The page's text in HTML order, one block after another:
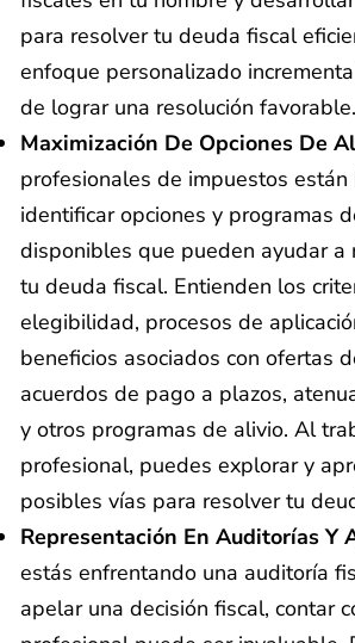
para resolver tu deuda fiscal
enfoque personalizado
de lograr una resolución favorable.
Maximización De Opciones De
profesionales de impuestos están
identificar opciones y programas
disponibles que pueden ayudar a
tu deuda fiscal. Entienden los
elegibilidad, procesos de
beneficios asociados con ofertas
acuerdos de pago a plazos,
y otros programas de alivio. Al
profesional, puedes explorar y
posibles vías para resolver tu
Representación En Auditorías Y
estás enfrentando una auditoría
apelar una decisión fiscal, contar